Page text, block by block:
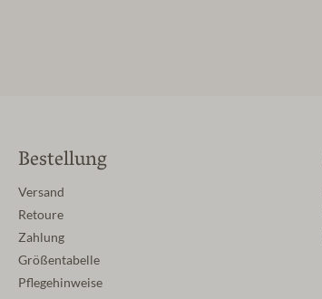
Bestellung
Versand
Retoure
Zahlung
Größentabelle
Pflegehinweise